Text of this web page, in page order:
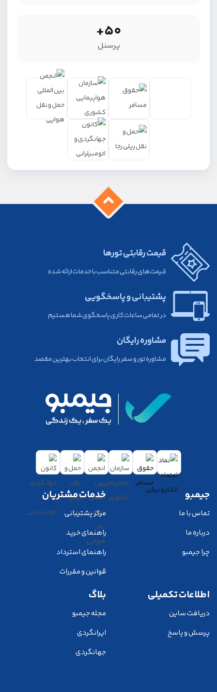
50+
پرسنل
قیمت رقابتی تورها
قیمت‌های رقابتی متناسب با خدمات ارائه شده
پشتیبانی و پاسخگویی
در تمامی ساعات کاری پاسخگوی شما هستیم
مشاوره رایگان
مشاوره تور و سفر رایگان برای انتخاب بهترین مقصد
جیمبو
تماس با ما
درباره ما
چرا جیمبو
خدمات مشتریان
مرکز پشتیبانی
راهنمای خرید
راهنمای استرداد
قوانین و مقررات
اطلاعات تکمیلی
دریافت ساین
پرسش و پاسخ
بلاگ
مجله جیمبو
ایرانگردی
جهانگردی